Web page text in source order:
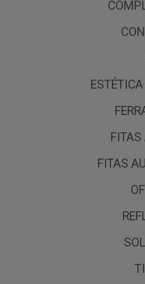
FITAS
FITAS